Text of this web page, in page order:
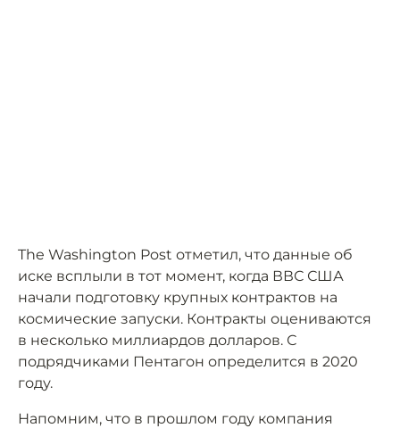
The Washington Post отметил, что данные об
иске всплыли в тот момент, когда ВВС США
начали подготовку крупных контрактов на
космические запуски. Контракты оцениваются
в несколько миллиардов долларов. С
подрядчиками Пентагон определится в 2020
году.
Напомним, что в прошлом году компания